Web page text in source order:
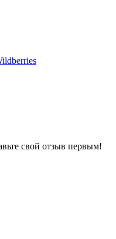
свой отзыв первым!